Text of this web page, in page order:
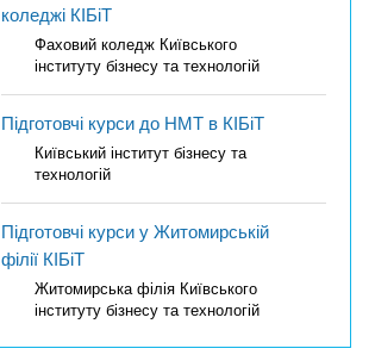
коледжі КІБіТ
Фаховий коледж Київського
інституту бізнесу та технологій
Підготовчі курси до НМТ в КІБіТ
Київський інститут бізнесу та
технологій
Підготовчі курси у Житомирській
філії КІБіТ
Житомирська філія Київського
інституту бізнесу та технологій